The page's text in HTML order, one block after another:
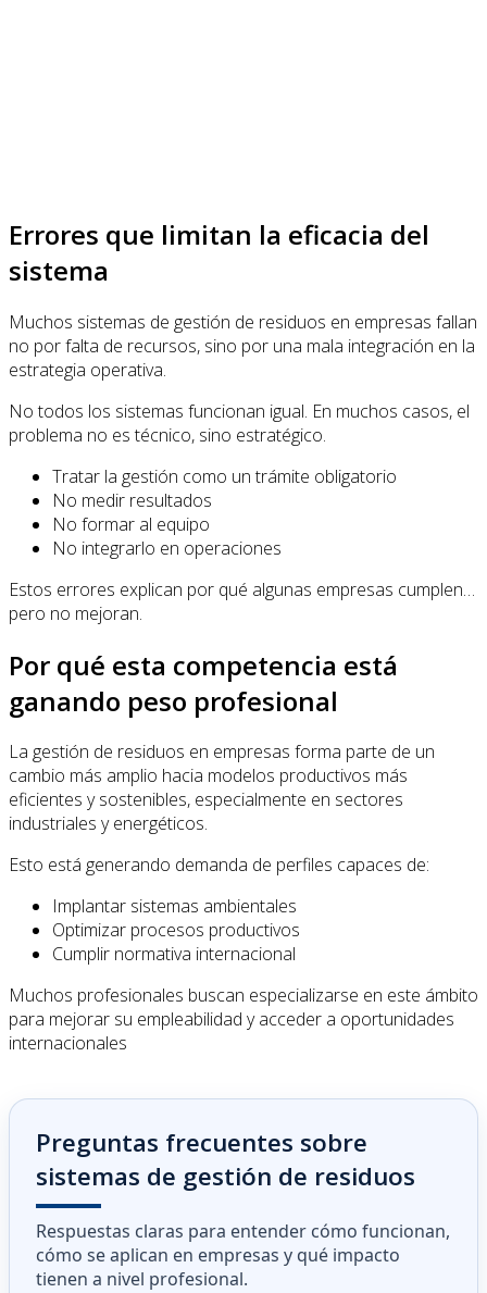
Errores que limitan la eficacia del
sistema
Muchos sistemas de gestión de residuos en empresas fallan
no por falta de recursos, sino por una mala integración en la
estrategia operativa.
No todos los sistemas funcionan igual. En muchos casos, el
problema no es técnico, sino estratégico.
Tratar la gestión como un trámite obligatorio
No medir resultados
No formar al equipo
No integrarlo en operaciones
Estos errores explican por qué algunas empresas cumplen…
pero no mejoran.
Por qué esta competencia está
ganando peso profesional
La gestión de residuos en empresas forma parte de un
cambio más amplio hacia modelos productivos más
eficientes y sostenibles, especialmente en sectores
industriales y energéticos.
Esto está generando demanda de perfiles capaces de:
Implantar sistemas ambientales
Optimizar procesos productivos
Cumplir normativa internacional
Muchos profesionales buscan especializarse en este ámbito
para mejorar su empleabilidad y acceder a oportunidades
internacionales
Preguntas frecuentes sobre
sistemas de gestión de residuos
Respuestas claras para entender cómo funcionan,
cómo se aplican en empresas y qué impacto
tienen a nivel profesional.